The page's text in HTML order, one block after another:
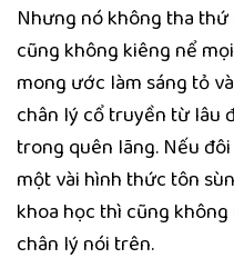
Nhưng nó không tha
cũng không kiêng nể
mong ước làm sáng tỏ
chân lý cổ truyền từ lâu
trong quên lãng. Nếu
một vài hình thức tôn
khoa học thì cũng
chân lý nói trên.